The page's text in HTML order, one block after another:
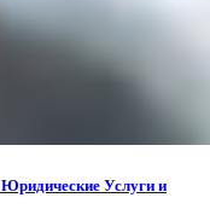
Услуги и